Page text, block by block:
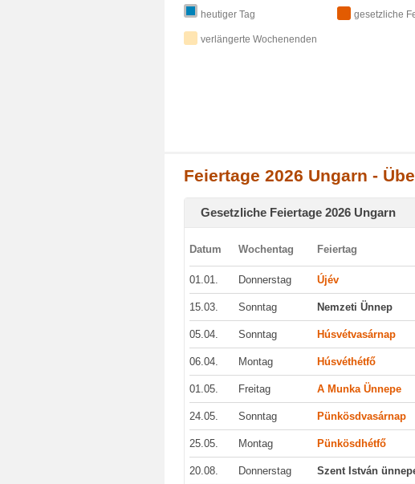
heutiger Tag gesetzliche
verlängerte Wochenenden
Feiertage 2026 Ungarn -
Gesetzliche Feiertage 2026 Ungarn
Datum Wochentag Feiertag
01.01. Donnerstag Újév
15.03. Sonntag Nemzeti Ünnep
05.04. Sonntag Húsvétvasárnap
06.04. Montag Húsvéthétfő
01.05. Freitag A Munka Ünnepe
24.05. Sonntag Pünkösdvasárnap
25.05. Montag Pünkösdhétfő
20.08. Donnerstag Szent István